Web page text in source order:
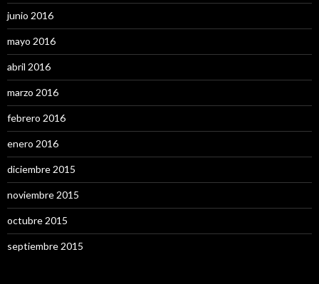
junio 2016
mayo 2016
abril 2016
marzo 2016
febrero 2016
enero 2016
diciembre 2015
noviembre 2015
octubre 2015
septiembre 2015